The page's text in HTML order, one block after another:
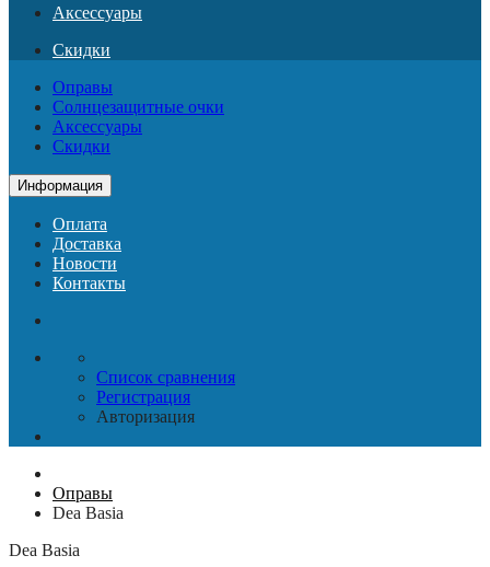
Аксессуары
Скидки
Оправы
Солнцезащитные очки
Аксессуары
Скидки
Информация
Оплата
Доставка
Новости
Контакты
Список сравнения
Регистрация
Авторизация
Оправы
Dea Basia
Dea Basia